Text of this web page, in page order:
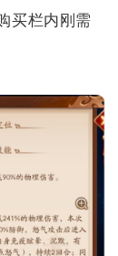
买栏内刚需